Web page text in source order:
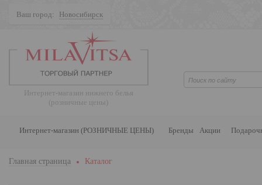
Ваш город: Новосибирск
Интернет-магазин нижнего белья
(розничные цены)
Интернет-магазин (РОЗНИЧНЫЕ ЦЕНЫ) Бренды Акции
Главная страница Каталог